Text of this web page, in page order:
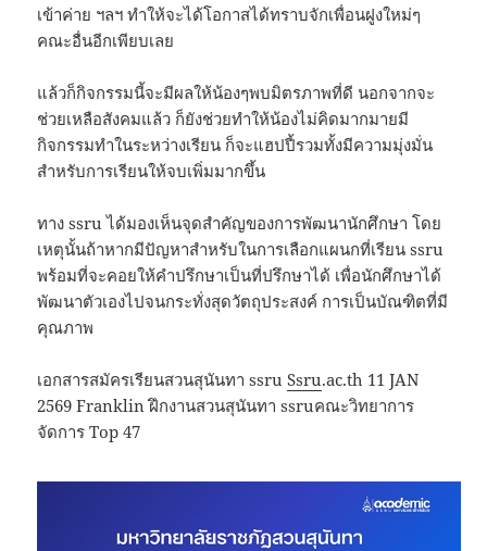
เข้าค่าย ฯลฯ ทำให้จะได้โอกาสได้ทราบจักเพื่อนฝูงใหม่ๆ
คณะอื่นอีกเพียบเลย
แล้วก็กิจกรรมนี้จะมีผลให้น้องๆพบมิตรภาพที่ดี นอกจากจะ
ช่วยเหลือสังคมแล้ว ก็ยังช่วยทำให้น้องไม่คิดมากมายมี
กิจกรรมทำในระหว่างเรียน ก็จะแฮปปี้รวมทั้งมีความมุ่งมั่น
สำหรับการเรียนให้จบเพิ่มมากขึ้น
ทาง ssru ได้มองเห็นจุดสำคัญของการพัฒนานักศึกษา โดย
เหตุนั้นถ้าหากมีปัญหาสำหรับในการเลือกแผนกที่เรียน ssru
พร้อมที่จะคอยให้คำปรึกษาเป็นที่ปรึกษาได้ เพื่อนักศึกษาได้
พัฒนาตัวเองไปจนกระทั่งสุดวัตถุประสงค์ การเป็นบัณฑิตที่มี
คุณภาพ
เอกสารสมัครเรียนสวนสุนันทา ssruSsru.ac.th 11 JAN
2569 Franklin ฝึกงานสวนสุนันทา ssruคณะวิทยาการ
จัดการ Top 47